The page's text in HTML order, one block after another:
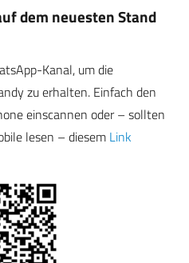
dem neuesten Stand
Kanal, um die
zu erhalten. Einfach den
einscannen oder – sollten
lesen – diesem Link